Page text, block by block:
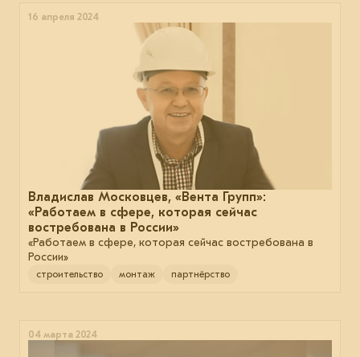
16 апреля 2024
Владислав Московцев, «Вента Групп»:
«Работаем в сфере, которая сейчас
востребована в России»
«Работаем в сфере, которая сейчас востребована в
России»
строительство монтаж партнёрство
04 марта 2024